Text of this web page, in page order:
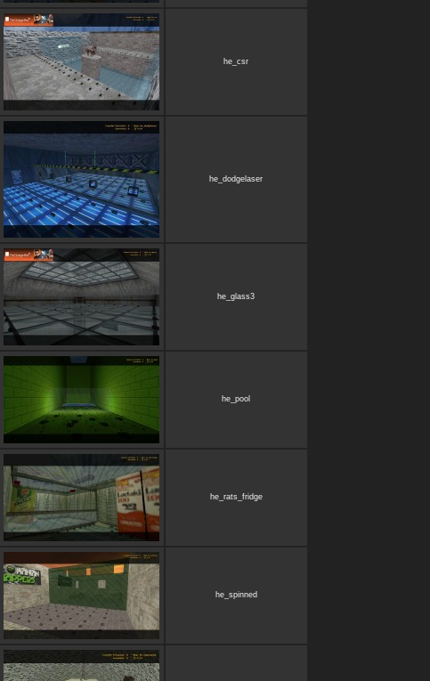
he_csr
he_dodgelaser
he_glass3
he_pool
he_rats_fridge
he_spinned